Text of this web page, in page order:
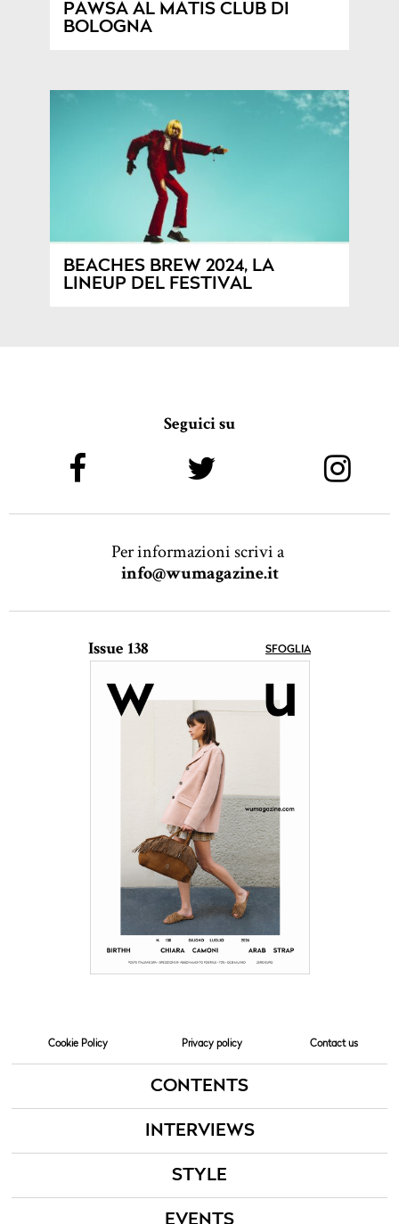
PAWSA AL MATIS CLUB DI
BOLOGNA
BEACHES BREW 2024, LA
LINEUP DEL FESTIVAL
Seguici su
Per informazioni scrivi a
info@wumagazine.it
Issue 138 SFOGLIA
Cookie Policy Privacy policy Contact us
CONTENTS
INTERVIEWS
STYLE
EVENTS